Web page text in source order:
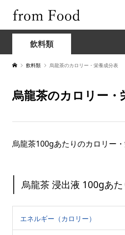
飲料類
飲料類 烏龍茶のカロリー・栄養成分表
烏龍茶のカロリー・
烏龍茶100gあたりのカロリー・
烏龍茶 浸出液 100gあ
エネルギー（カロリー）